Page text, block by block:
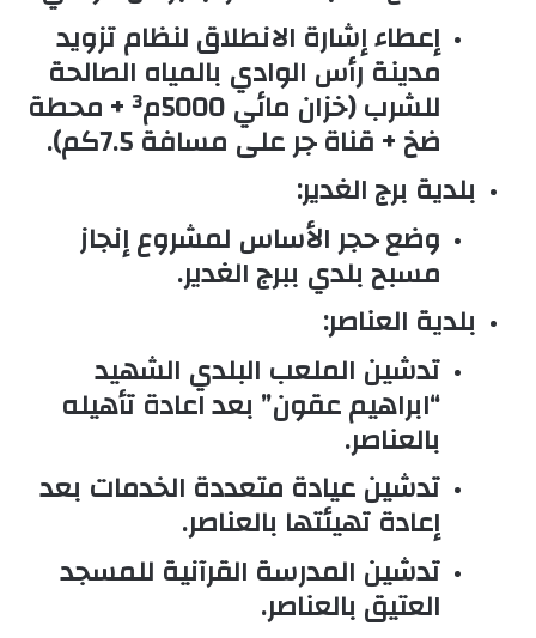
إعطاء إشارة الانطلاق لنظام تزويد
مدينة رأس الوادي بالمياه الصالحة
للشرب (خزان مائي 5000م³ + محطة
ضخ + قناة جر على مسافة 7.5كم).
بلدية برج الغدير:
وضع حجر الأساس لمشروع إنجاز
مسبح بلدي ببرج الغدير.
بلدية العناصر:
تدشين الملعب البلدي الشهيد
“ابراهيم عقون” بعد اعادة تأهيله
بالعناصر.
تدشين عيادة متعددة الخدمات بعد
إعادة تهيئتها بالعناصر.
تدشين المدرسة القرآنية للمسجد
العتيق بالعناصر.